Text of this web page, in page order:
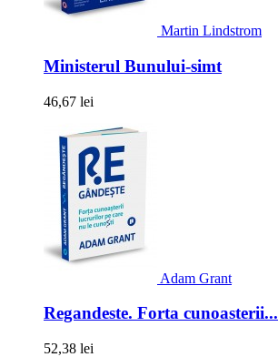
Martin Lindstrom
Ministerul Bunului-simt
46,67 lei
Adam Grant
Regandeste. Forta cunoasterii...
52,38 lei